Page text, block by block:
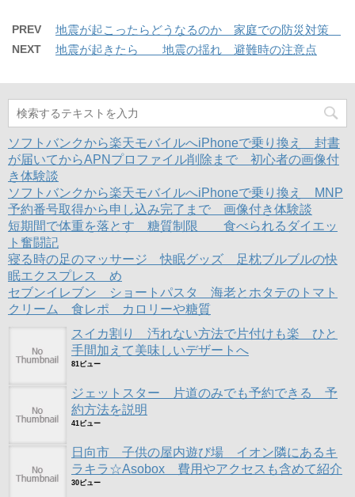
ィ
ン
ウ
き
す
)
w
i
t
で
有
(
新
し
い
ウ
ィ
ン
ウ
で
開
き
ま
す
k
で
有
に
ク
ク
し
て
く
だ
い
(
新
し
い
ウ
ド
開
き
ま
)
o
o
g
l
で
有
し
い
ウ
ィ
ン
で
開
き
ま
す
PREV 地震が起こったらどうなるのか 家庭での防災対策
NEXT 地震が起きたら 地震の揺れ 避難時の注意点
ソフトバンクから楽天モバイルへiPhoneで乗り換え 封書
が届いてからAPNプロファイル削除まで 初心者の画像付
き体験談
ソフトバンクから楽天モバイルへiPhoneで乗り換え MNP
予約番号取得から申し込み完了まで 画像付き体験談
短期間で体重を落とす 糖質制限 食べられるダイエッ
ト奮闘記
寝る時の足のマッサージ 快眠グッズ 足枕ブルブルの快
眠エクスプレス め
セブンイレブン ショートパスタ 海老とホタテのトマト
クリーム 食レポ カロリーや糖質
スイカ割り 汚れない方法で片付けも楽 ひと
手間加えて美味しいデザートへ
81ビュー
ジェットスター 片道のみでも予約できる 予
約方法を説明
41ビュー
日向市 子供の屋内遊び場 イオン隣にあるキ
ラキラ☆Asobox 費用やアクセスも含めて紹介
30ビュー